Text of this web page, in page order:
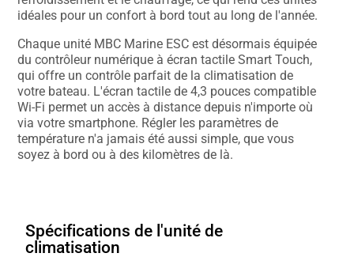
idéales pour un confort à bord tout au long de l'année.
Chaque unité MBC Marine ESC est désormais équipée
du contrôleur numérique à écran tactile Smart Touch,
qui offre un contrôle parfait de la climatisation de
votre bateau. L'écran tactile de 4,3 pouces compatible
Wi-Fi permet un accès à distance depuis n'importe où
via votre smartphone. Régler les paramètres de
température n'a jamais été aussi simple, que vous
soyez à bord ou à des kilomètres de là.
Spécifications de l'unité de
climatisation